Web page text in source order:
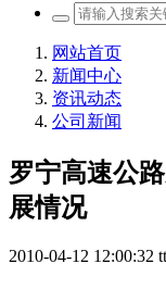
网站首页
新闻中心
资讯动态
公司新闻
罗宁高速公
展情况
2010-04-12 12:00:32